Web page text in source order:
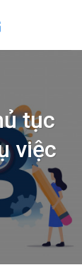
tục
việc